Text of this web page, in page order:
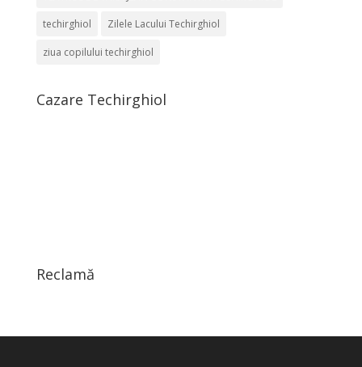
techirghiol Zilele Lacului Techirghiol
ziua copilului techirghiol
Cazare Techirghiol
Reclamă